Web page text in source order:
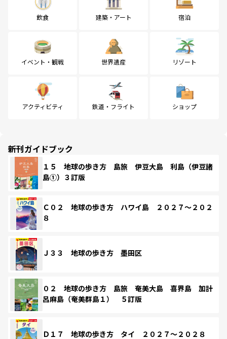
飲食 建築・アート 宿泊
イベント・観戦 世界遺産 リゾート
アクティビティ 鉄道・フライト ショップ
新刊ガイドブック
１５ 地球の歩き方 島旅 伊豆大島 利島（伊豆諸
島①）３訂版
Ｃ０２ 地球の歩き方 ハワイ島 ２０２７～２０２
８
Ｊ３３ 地球の歩き方 墨田区
０２ 地球の歩き方 島旅 奄美大島 喜界島 加計
呂麻島（奄美群島１） ５訂版
Ｄ１７ 地球の歩き方 タイ ２０２７～２０２８